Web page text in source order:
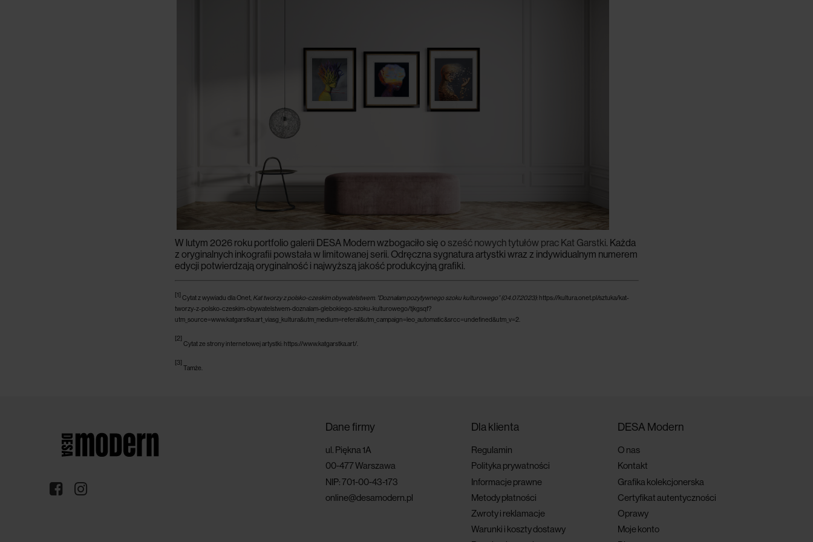
W lutym 2026 roku portfolio galerii DESA Modern wzbogaciło się o sześć nowych tytułów prac Kat Garstki. Każda
z oryginalnych inkografii powstała w limitowanej serii. Odręczna sygnatura artystki wraz z indywidualnym numerem
edycji potwierdzają oryginalność i najwyższą jakość produkcyjną grafiki.
[1] Cytat z wywiadu dla Onet, Kat tworzy z polsko-czeskim obywatelstwem. "Doznałam pozytywnego szoku kulturowego” (04.07.2023): https://kultura.onet.pl/sztuka/kat-
tworzy-z-polsko-czeskim-obywatelstwem-doznalam-glebokiego-szoku-kulturowego/tjkgsqf?
utm_source=www.katgarstka.art_viasg_kultura&utm_medium=referal&utm_campaign=leo_automatic&srcc=undefined&utm_v=2.
[2]
Cytat ze strony internetowej artystki: https://www.katgarstka.art/.
[3]
Tamże.
Dane firmy
ul. Piękna 1A
00-477 Warszawa
NIP: 701-00-43-173
online@desamodern.pl
Dla klienta
Regulamin
Polityka prywatności
Informacje prawne
Metody płatności
Zwroty i reklamacje
Warunki i koszty dostawy
DESA Modern
O nas
Kontakt
Grafika kolekcjonerska
Certyfikat autentyczności
Oprawy
Moje konto